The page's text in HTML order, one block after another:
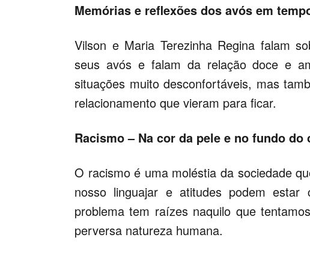
Memórias e reflexões dos avós em
Vilson e Maria Terezinha Regina falam
seus avós e falam da relação doce e
situações muito desconfortáveis, mas
relacionamento que vieram para ficar.
Racismo – Na cor da pele e no fundo do
O racismo é uma moléstia da sociedade
nosso linguajar e atitudes podem estar
problema tem raízes naquilo que
perversa natureza humana.